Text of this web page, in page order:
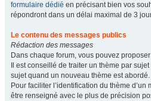
formulaire dédié en précisant bien vos
répondront dans un délai maximal de 3
Le contenu des messages publics
Rédaction des messages
Dans chaque forum, vous pouvez
Il est conseillé de traiter un thème par
sujet quand un nouveau thème est abordé.
Pour faciliter l’identification du thème
être renseigné avec le plus de précision